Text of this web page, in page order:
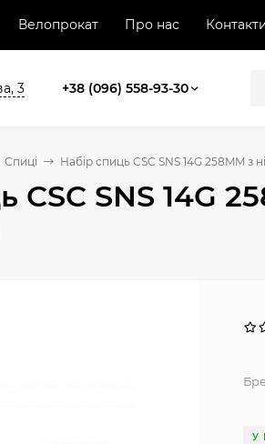
Велопрокат Про нас
3 +38 (096) 558-93-30
Спиці Набір спиць CSC SNS 14G 258MM з
CSC SNS 14G
У